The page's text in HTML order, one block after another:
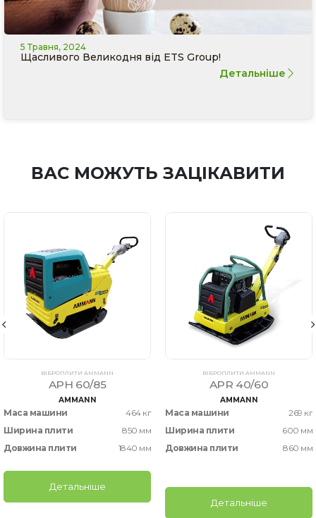
5 Травня, 2024
Щасливого Великодня від ETS Group!
Детальніше
ВАС МОЖУТЬ ЗАЦІКАВИТИ
ВІБРОПЛИТИ AMMANN
APH 60/85
AMMANN
Маса машини
464 кг
Ширина плити
850 мм
Довжина плити
1840 мм
Детальніше
ВІБРОПЛИТИ AMMANN
APR 40/60
AMMANN
Маса машини
269 кг
Ширина плити
600 мм
Довжина плити
860 мм
Детальніше